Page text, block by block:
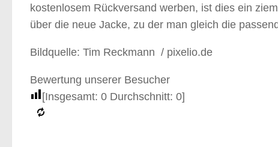
kostenlosem Rückversand werben, ist dies ein
über die neue Jacke, zu der man gleich die
Bildquelle: Tim Reckmann / pixelio.de
Bewertung unserer Besucher
[Insgesamt: 0 Durchschnitt: 0]